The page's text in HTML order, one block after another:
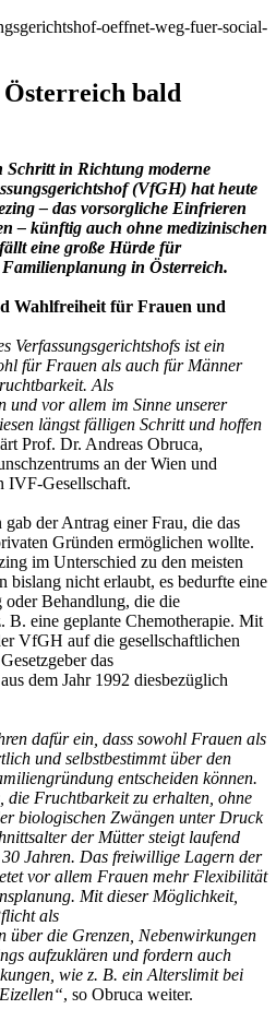
bald
Schritt in Richtung moderne
(VfGH) hat heute
– das vorsorgliche Einfrieren
– künftig auch ohne medizinischen
eine große Hürde für
Familienplanung in Österreich.
Wahlfreiheit für Frauen und
Verfassungsgerichtshofs ist ein
für Frauen als auch für Männer
Als
und vor allem im Sinne unserer
längst fälligen Schritt und hoffen
Prof. Dr. Andreas Obruca,
an der Wien und
IVF-Gesellschaft.
der Antrag einer Frau, die das
Gründen ermöglichen wollte.
im Unterschied zu den meisten
bislang nicht erlaubt, es bedurfte eine
Behandlung, die die
B. eine geplante Chemotherapie. Mit
VfGH auf die gesellschaftlichen
das
dem Jahr 1992 diesbezüglich
dafür ein, dass sowohl Frauen als
und selbstbestimmt über den
entscheiden können.
die Fruchtbarkeit zu erhalten, ohne
biologischen Zwängen unter Druck
der Mütter steigt laufend
Jahren. Das freiwillige Lagern der
vor allem Frauen mehr Flexibilität
Mit dieser Möglichkeit,
als
über die Grenzen, Nebenwirkungen
aufzuklären und fordern auch
wie z. B. ein Alterslimit bei
, so Obruca weiter.